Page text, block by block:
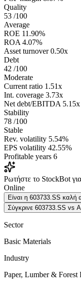
Quality
53 /100
Average
ROE 11.90%
ROA 4.07%
Asset turnover 0.50x
Debt
42 /100
Moderate
Current ratio 1.51x
Int. coverage 3.73x
Net debt/EBITDA 5.15x
Stability
78 /100
Stable
Rev. volatility 5.54%
EPS volatility 42.55%
Profitable years 6
Ρωτήστε το StockBot
Online
Είναι η 603733.SS καλή
Σύγκρινε 603733.SS vs
Sector
Basic Materials
Industry
Paper, Lumber & Forest